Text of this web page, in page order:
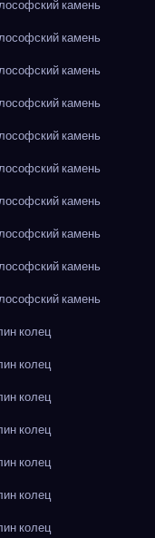
камень
камень
камень
камень
камень
камень
камень
камень
камень
камень
колец
колец
колец
колец
колец
колец
колец